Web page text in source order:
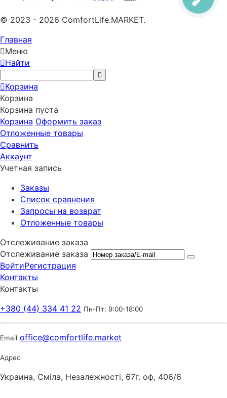
© 2023 - 2026 ComfortLife.MARKET.
Главная
Меню
Найти
Корзина
Корзина
Корзина пуста
Корзина Оформить заказ
Отложенные товары
Сравнить
Аккаунт
Учетная запись
Заказы
Список сравнения
Запросы на возврат
Отложенные товары
Отслеживание заказа
Отслеживание заказа
ВойтиРегистрация
Контакты
Контакты
+380 (44) 334 41 22 Пн-Пт: 9:00-18:00
Email office@comfortlife.market
Адрес
Украина, Сміла, Незалежності, 67г. оф, 406/6